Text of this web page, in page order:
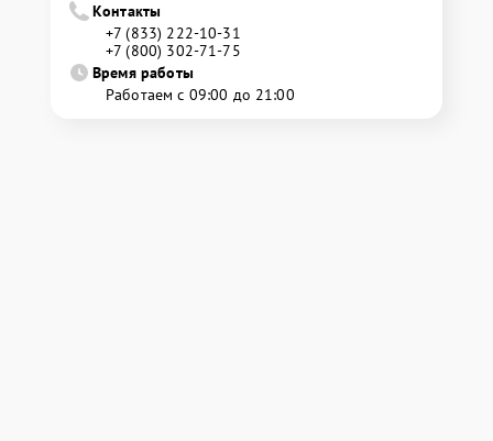
Контакты
+7 (833) 222-10-31
+7 (800) 302-71-75
Время работы
Работаем с 09:00 до 21:00